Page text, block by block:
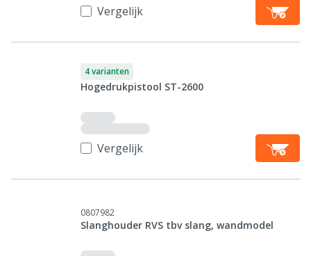
Vergelijk
4 varianten
Hogedrukpistool ST-2600
Vergelijk
0807982
Slanghouder RVS tbv slang, wandmodel